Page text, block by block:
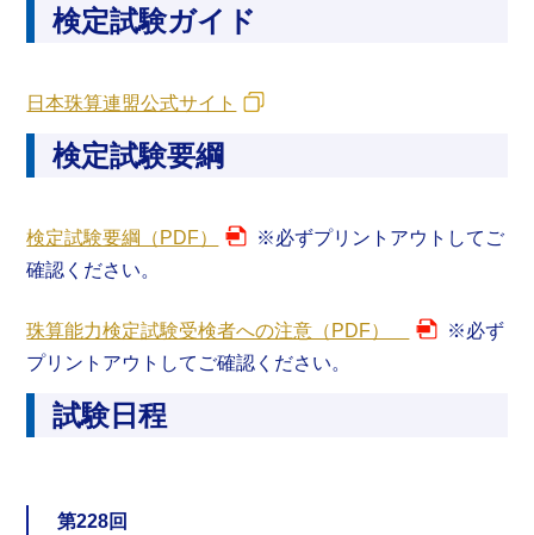
検定試験ガイド
日本珠算連盟公式サイト
検定試験要綱
検定試験要綱（PDF）
※必ずプリントアウトしてご
確認ください。
珠算能力検定試験受検者への注意（PDF）
※必ず
プリントアウトしてご確認ください。
試験日程
第228回